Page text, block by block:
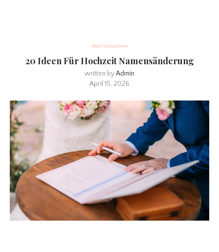
Hochzeitsideen
20 Ideen Für Hochzeit Namensänderung
written byAdmin
April 15, 2026